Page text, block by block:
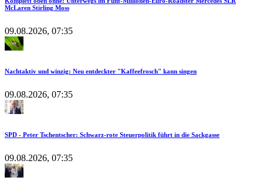
McLaren Stirling Moss
09.08.2026, 07:35
Nachtaktiv und winzig: Neu entdeckter "Kaffeefrosch" kann singen
09.08.2026, 07:35
SPD - Peter Tschentscher: Schwarz-rote Steuerpolitik führt in die Sackgasse
09.08.2026, 07:35